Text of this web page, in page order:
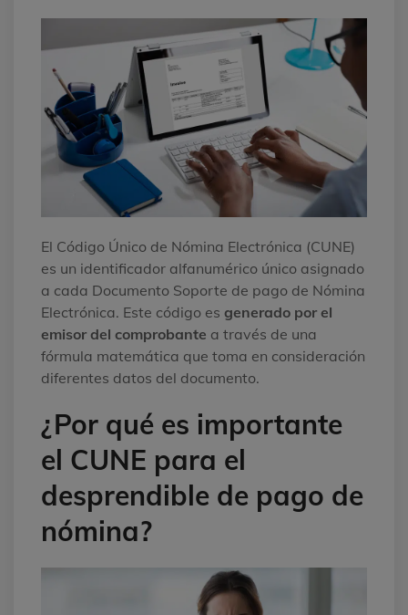
El Código Único de Nómina Electrónica (CUNE)
es un identificador alfanumérico único asignado
a cada Documento Soporte de pago de Nómina
Electrónica. Este código es generado por el
emisor del comprobante a través de una
fórmula matemática que toma en consideración
diferentes datos del documento.
¿Por qué es importante
el CUNE para el
desprendible de pago de
nómina?